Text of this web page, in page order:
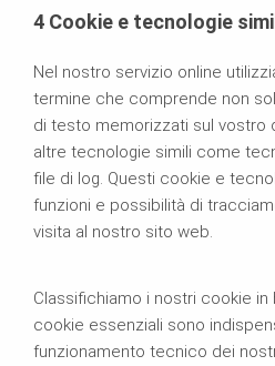
4 Cookie e tecnologie
Nel nostro servizio online
termine che comprende non
di testo memorizzati sul vostro
altre tecnologie simili come
file di log. Questi cookie e
funzioni e possibilità di
visita al nostro sito web.
Classifichiamo i nostri cookie
cookie essenziali sono
funzionamento tecnico dei